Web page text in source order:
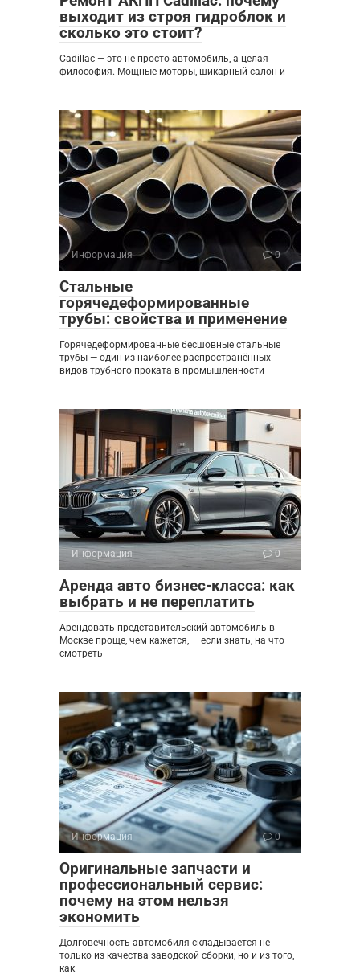
выходит из строя гидроблок и
сколько это стоит?
Cadillac — это не просто автомобиль, а целая
философия. Мощные моторы, шикарный салон и
Информация 0
Стальные
горячедеформированные
трубы: свойства и применение
Горячедеформированные бесшовные стальные
трубы — один из наиболее распространённых
видов трубного проката в промышленности
Информация 0
Аренда авто бизнес-класса: как
выбрать и не переплатить
Арендовать представительский автомобиль в
Москве проще, чем кажется, — если знать, на что
смотреть
Информация 0
Оригинальные запчасти и
профессиональный сервис:
почему на этом нельзя
экономить
Долговечность автомобиля складывается не
только из качества заводской сборки, но и из того,
как